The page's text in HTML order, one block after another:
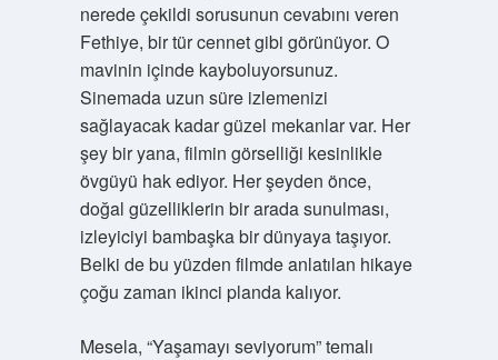
nerede çekildi sorusunun cevabını veren
Fethiye, bir tür cennet gibi görünüyor. O
mavinin içinde kayboluyorsunuz.
Sinemada uzun süre izlemenizi
sağlayacak kadar güzel mekanlar var. Her
şey bir yana, filmin görselliği kesinlikle
övgüyü hak ediyor. Her şeyden önce,
doğal güzelliklerin bir arada sunulması,
izleyiciyi bambaşka bir dünyaya taşıyor.
Belki de bu yüzden filmde anlatılan hikaye
çoğu zaman ikinci planda kalıyor.
Mesela, “Yaşamayı seviyorum” temalı